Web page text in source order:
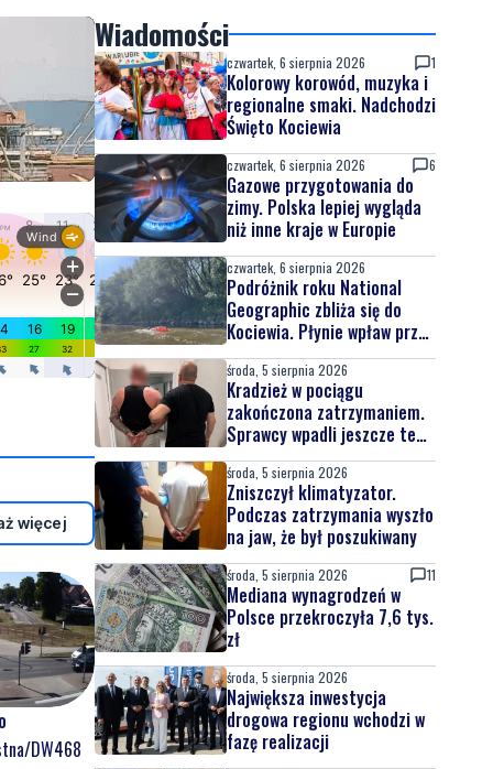
więcej
DW468
Wiadomości
czwartek, 6 sierpnia 2026 1
Kolorowy korowód, muzyka i
regionalne smaki. Nadchodzi
Święto Kociewia
czwartek, 6 sierpnia 2026 6
Gazowe przygotowania do
zimy. Polska lepiej wygląda
niż inne kraje w Europie
czwartek, 6 sierpnia 2026
Podróżnik roku National
Geographic zbliża się do
Kociewia. Płynie wpław przez
całą Wisłę
środa, 5 sierpnia 2026
Kradzież w pociągu
zakończona zatrzymaniem.
Sprawcy wpadli jeszcze tego
samego dnia
środa, 5 sierpnia 2026
Zniszczył klimatyzator.
Podczas zatrzymania wyszło
na jaw, że był poszukiwany
środa, 5 sierpnia 2026 11
Mediana wynagrodzeń w
Polsce przekroczyła 7,6 tys.
zł
środa, 5 sierpnia 2026
Największa inwestycja
drogowa regionu wchodzi w
fazę realizacji